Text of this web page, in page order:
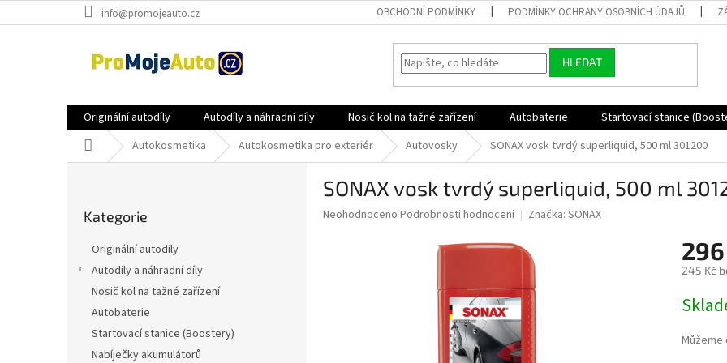
na
info@promojeauto.cz OBCHODNÍ PODMÍNKY PODMÍNKY OCHRANY OSOBNÍCH ÚDAJŮ
HLEDAT
Originální autodíly Autodíly a náhradní díly Nosič kol na tažné zařízení Autobaterie Startovací stanice
Domů Autokosmetika Autokosmetika pro exteriér Autovosky SONAX vosk tvrdý superliquid, 500 ml 301200
kategorie
Kategorie
Originální autodíly
Autodíly a náhradní díly
Nosič kol na tažné zařízení
Autobaterie
Startovací stanice (Boostery)
Nabíječky akumulátorů
SONAX vosk tvrdý superliquid, 500 ml
Průměrné
Neohodnoceno Podrobnosti hodnocení Značka: SONAX
245 Kč
cena:
Můžeme